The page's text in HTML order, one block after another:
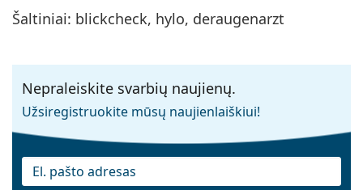
Šaltiniai: blickcheck, hylo, deraugenarzt
Nepraleiskite svarbių naujienų.
Užsiregistruokite mūsų naujienlaiškiui!